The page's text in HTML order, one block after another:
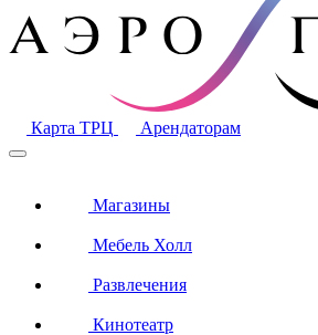
Карта ТРЦ Арендаторам
Магазины
Мебель Холл
Развлечения
Кинотеатр